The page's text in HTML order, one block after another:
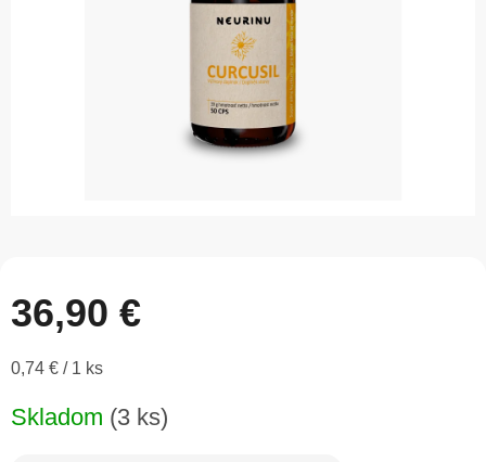
36,90 €
Jednotková
0,74 € / 1 ks
Skladom (3 ks)